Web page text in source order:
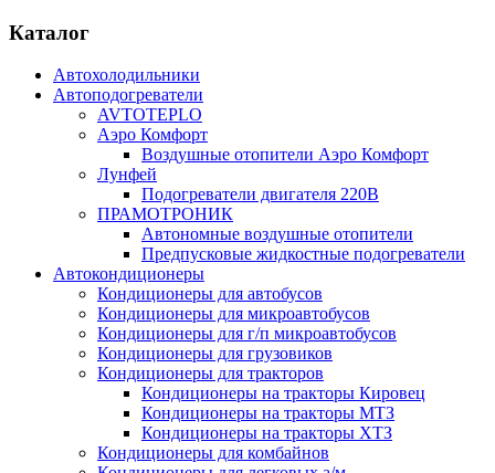
Каталог
Автохолодильники
Автоподогреватели
AVTOTEPLO
Аэро Комфорт
Воздушные отопители Аэро Комфорт
Лунфей
Подогреватели двигателя 220В
ПРАМОТРОНИК
Автономные воздушные отопители
Предпусковые жидкостные подогреватели
Автокондиционеры
Кондиционеры для автобусов
Кондиционеры для микроавтобусов
Кондиционеры для г/п микроавтобусов
Кондиционеры для грузовиков
Кондиционеры для тракторов
Кондиционеры на тракторы Кировец
Кондиционеры на тракторы МТЗ
Кондиционеры на тракторы ХТЗ
Кондиционеры для комбайнов